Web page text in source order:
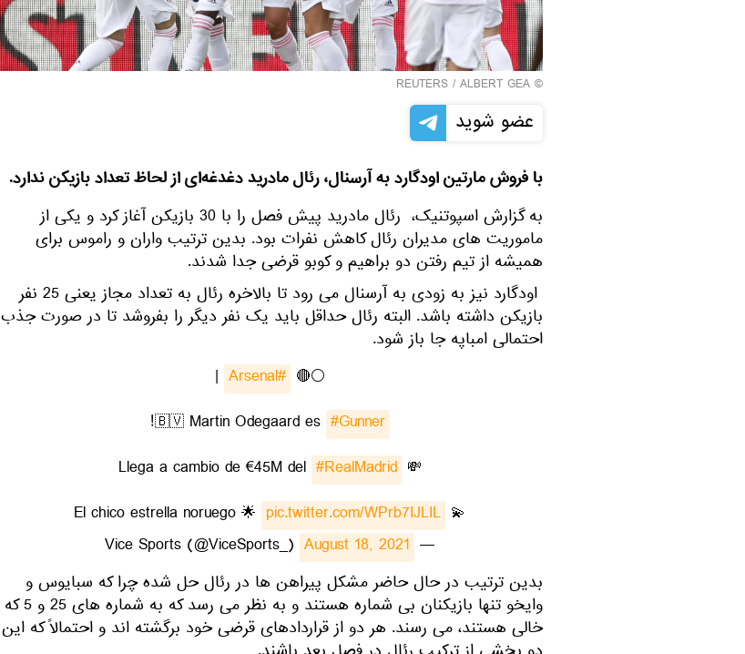
©
REUTERS / ALBERT GEA
عضو شوید
با فروش مارتین اودگارد به آرسنال، رئال مادرید دغدغه‎‌ای از لحاظ تعداد بازیکن ندارد.
به گزارش اسپوتنیک، رئال مادرید پیش فصل را با 30 بازیکن آغاز کرد و یکی از
ماموریت های مدیران رئال کاهش نفرات بود. بدین ترتیب واران و راموس برای
همیشه از تیم رفتن دو براهیم و کوبو قرضی جدا شدند.
اودگارد نیز به زودی به آرسنال می رود تا بالاخره رئال به تعداد مجاز یعنی 25 نفر
بازیکن داشته باشد. البته رئال حداقل باید یک نفر دیگر را بفروشد تا در صورت جذب
احتمالی امباپه جا باز شود.
⚪🔴
#Arsenal
|
🇧🇻 Martin Odegaard es #Gunner
!
💸 Llega a cambio de €45M del
#RealMadrid
💫 El chico estrella noruego 🌟
pic.twitter.com/WPrb7IJLIL
— Vice Sports (@ViceSports_)
August 18, 2021
بدین ترتیب در حال حاضر مشکل پیراهن ها در رئال حل شده چرا که سبایوس و
وایخو تنها بازیکنان بی شماره هستند و به نظر می رسد که به شماره های 25 و 5 که
خالی هستند، می رسند. هر دو از قراردادهای قرضی خود برگشته اند و احتمالاً که این